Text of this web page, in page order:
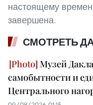
настоящему
завершена.
СМОТРЕТЬ
Музей
самобытности и
Центрального